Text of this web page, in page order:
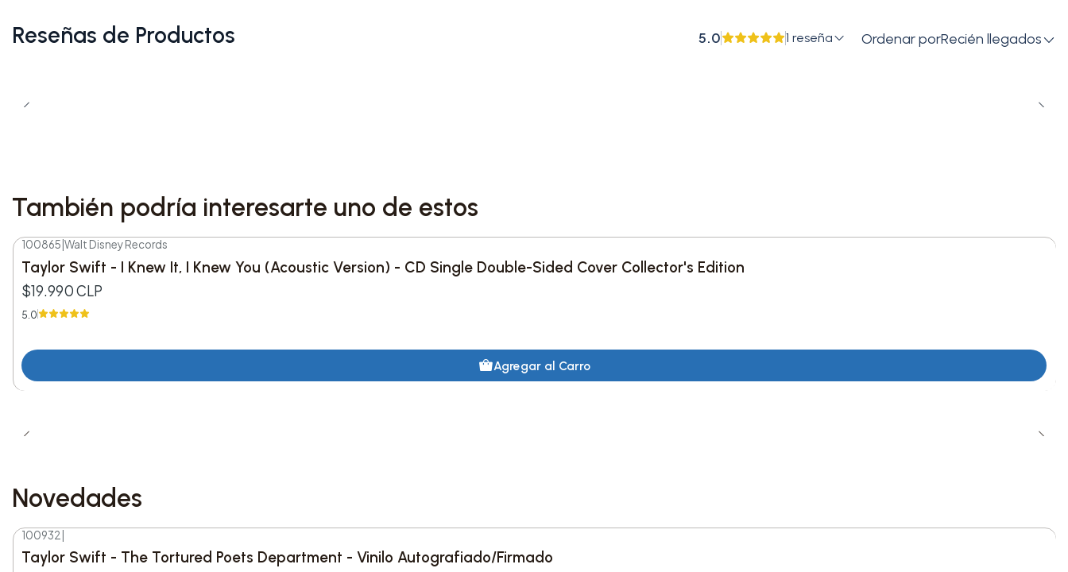
Reseñas de Productos 5.0 1 reseña Ordenar porRecién llegados
También podría interesarte uno de estos
100865 |Walt Disney Records
Taylor Swift - I Knew It, I Knew You (Acoustic Version) - CD Single Double-Sided Cover Collector's Edition
$19.990 CLP
5.0
Agregar al Carro
Novedades
Nuevo
100932
Taylor Swift - The Tortured Poets Department - Vinilo Autografiado/Firmado